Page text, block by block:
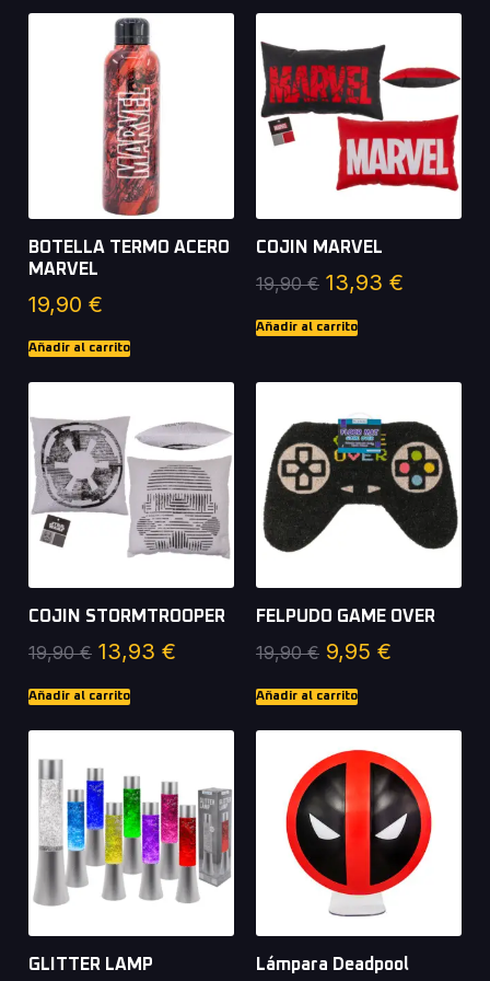
analiza promociones,
bonos y características
de distintos casinos
para ayudar a los
usuarios a tomar
decisiones informadas.
BOTELLA TERMO ACERO
MARVEL
19,90 €
Añadir al carrito
COJIN MARVEL
19,90€ 13,93 €
Añadir al carrito
COJIN STORMTROOPER
19,90€ 13,93 €
Añadir al carrito
FELPUDO GAME OVER
19,90€ 9,95 €
Añadir al carrito
GLITTER LAMP Lámpara Deadpool